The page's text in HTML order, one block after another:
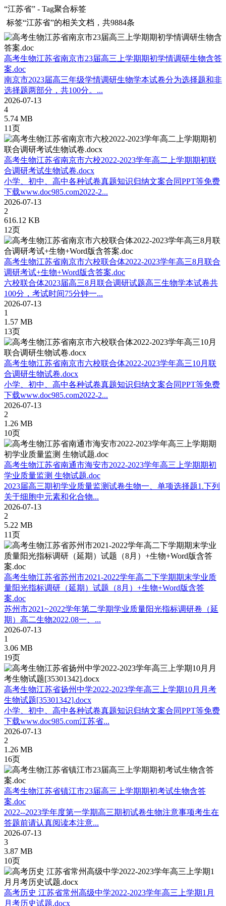
“江苏省” - Tag聚合标签
标签“江苏省”的相关文档，共9884条
高考生物江苏省南京市23届高三上学期期初学情调研生物含答
案.doc
南京市2023届高三年级学情调研生物学本试卷分为选择题和非
选择题两部分，共100分。...
2026-07-13
4
5.74 MB
11页
高考生物江苏省南京市六校2022-2023学年高二上学期期初联
合调研考试生物试卷.docx
小学、初中、高中各种试卷真题知识归纳文案合同PPT等免费
下载www.doc985.com2022-2...
2026-07-13
2
616.12 KB
12页
高考生物江苏省南京市六校联合体2022-2023学年高三8月联合
调研考试+生物+Word版含答案.doc
六校联合体2023届高三8月联合调研试题高三生物学本试卷共
100分，考试时间75分钟一...
2026-07-13
1
1.57 MB
13页
高考生物江苏省南京市六校联合体2022-2023学年高三10月联
合调研生物试卷.docx
小学、初中、高中各种试卷真题知识归纳文案合同PPT等免费
下载www.doc985.com2022-2...
2026-07-13
2
1.26 MB
10页
高考生物江苏省南通市海安市2022-2023学年高三上学期期初
学业质量监测 生物试题.doc
2023届高三期初学业质量监测试卷生物一、单项选择题1.下列
关于细胞中元素和化合物...
2026-07-13
2
5.22 MB
11页
高考生物江苏省苏州市2021-2022学年高二下学期期末学业质
量阳光指标调研（延期）试题（8月）+生物+Word版含答
案.doc
苏州市2021~2022学年第二学期学业质量阳光指标调研卷（延
期）高二生物2022.08一、...
2026-07-13
1
3.06 MB
19页
高考生物江苏省扬州中学2022-2023学年高三上学期10月月考
生物试题[35301342].docx
小学、初中、高中各种试卷真题知识归纳文案合同PPT等免费
下载www.doc985.com江苏省...
2026-07-13
2
1.26 MB
16页
高考生物江苏省镇江市23届高三上学期期初考试生物含答
案.doc
2022--2023学年度第一学期高三期初试卷生物注意事项考生在
答题前请认真阅读本注意...
2026-07-13
3
3.87 MB
10页
高考历史 江苏省常州高级中学2022-2023学年高三上学期1月
月考历史试题.docx